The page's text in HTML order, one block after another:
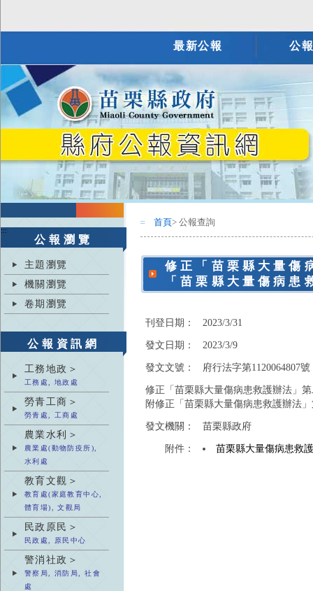
最新公報 公
:::
公報瀏覽
主題瀏覽
機關瀏覽
卷期瀏覽
公報資訊網
工務地政＞
工務處, 地政處
勞青工商＞
勞青處, 工商處
農業水利＞
農業處(動物防疫所),
水利處
教育文觀＞
教育處(家庭教育中心,
體育場), 文觀局
民政原民＞
民政處, 原民中心
警消社政＞
警察局, 消防局, 社會
處
::: 首頁> 公報查詢
修正「苗栗縣大量傷
「苗栗縣大量傷病
刊登日期：
2023/3/31
發文日期：
2023/3/9
發文文號：
府行法字第1120064807號
修正「苗栗縣大量傷病患救護辦法」
附修正「苗栗縣大量傷病患救護辦法
發文機關：
苗栗縣政府
附件：
苗栗縣大量傷病患救